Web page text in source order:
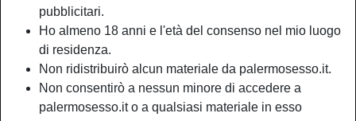
pubblicitari.
Ho almeno 18 anni e l'età del consenso nel mio luogo
di residenza.
Non ridistribuirò alcun materiale da palermosesso.it.
Non consentirò a nessun minore di accedere a
palermosesso.it o a qualsiasi materiale in esso